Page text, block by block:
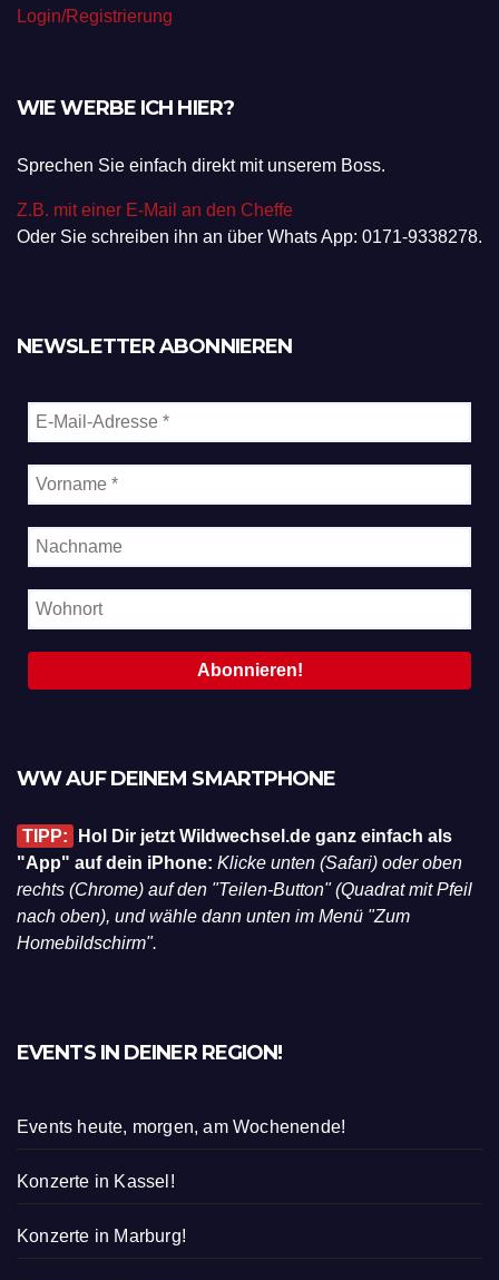
Login/Registrierung
WIE WERBE ICH HIER?
Sprechen Sie einfach direkt mit unserem Boss.
Z.B. mit einer E-Mail an den Cheffe
Oder Sie schreiben ihn an über Whats App: 0171-9338278.
NEWSLETTER ABONNIEREN
WW AUF DEINEM SMARTPHONE
TIPP:
Hol Dir jetzt Wildwechsel.de ganz einfach als
"App" auf dein iPhone: Klicke unten (Safari) oder oben
rechts (Chrome) auf den "Teilen-Button" (Quadrat mit Pfeil
nach oben), und wähle dann unten im Menü "Zum
Homebildschirm".
EVENTS IN DEINER REGION!
Events heute, morgen, am Wochenende!
Konzerte in Kassel!
Konzerte in Marburg!